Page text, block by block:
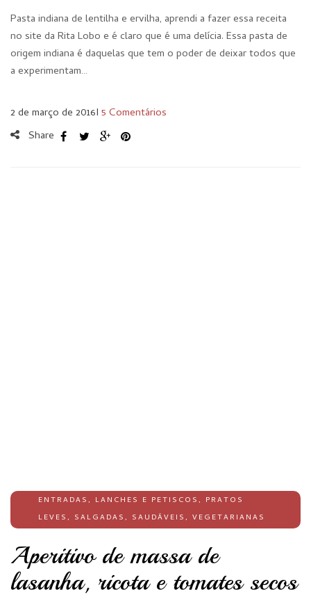
Pasta indiana de lentilha e ervilha, aprendi a fazer essa receita
no site da Rita Lobo e é claro que é uma delícia. Essa pasta de
origem indiana é daquelas que tem o poder de deixar todos que
a experimentam…
2 de março de 2016I 5 Comentários
Share
ENTRADAS, LANCHES E PETISCOS, PRATOS
LEVES, SALGADAS, SAUDÁVEIS, VEGETARIANAS
Aperitivo de massa de
lasanha, ricota e tomates secos